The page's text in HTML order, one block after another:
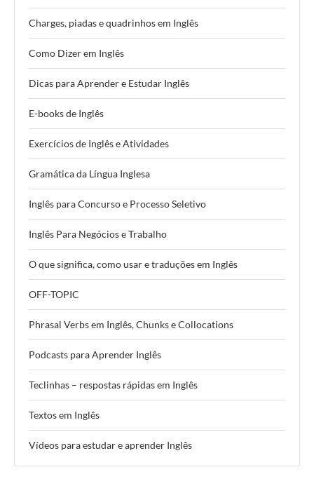
Charges, piadas e quadrinhos em Inglês
Como Dizer em Inglês
Dicas para Aprender e Estudar Inglês
E-books de Inglês
Exercícios de Inglês e Atividades
Gramática da Língua Inglesa
Inglês para Concurso e Processo Seletivo
Inglês Para Negócios e Trabalho
O que significa, como usar e traduções em Inglês
OFF-TOPIC
Phrasal Verbs em Inglês, Chunks e Collocations
Podcasts para Aprender Inglês
Teclinhas – respostas rápidas em Inglês
Textos em Inglês
Vídeos para estudar e aprender Inglês